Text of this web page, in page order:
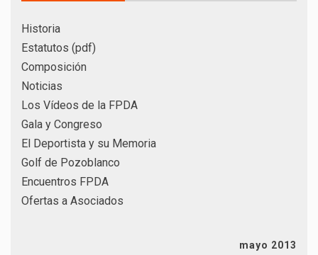
Historia
Estatutos (pdf)
Composición
Noticias
Los Vídeos de la FPDA
Gala y Congreso
El Deportista y su Memoria
Golf de Pozoblanco
Encuentros FPDA
Ofertas a Asociados
mayo 2013